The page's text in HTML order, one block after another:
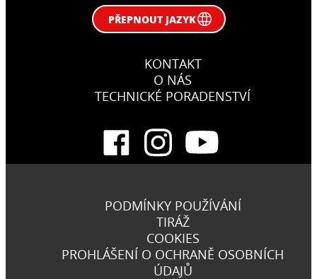
PŘEPNOUT JAZYK
KONTAKT
O NÁS
TECHNICKÉ PORADENSTVÍ
PODMÍNKY POUŽÍVÁNÍ
TIRÁŽ
COOKIES
PROHLÁŠENÍ O OCHRANĚ OSOBNÍCH
ÚDAJŮ